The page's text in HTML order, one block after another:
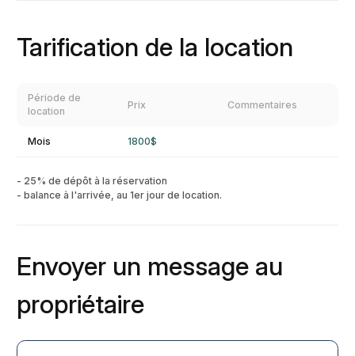
Envoyer un message au
propriétaire
Tarification de la location
Période de
location
Prix Commentaires
Mois 1800$
- 25% de dépôt à la réservation
- balance à l'arrivée, au 1er jour de location.